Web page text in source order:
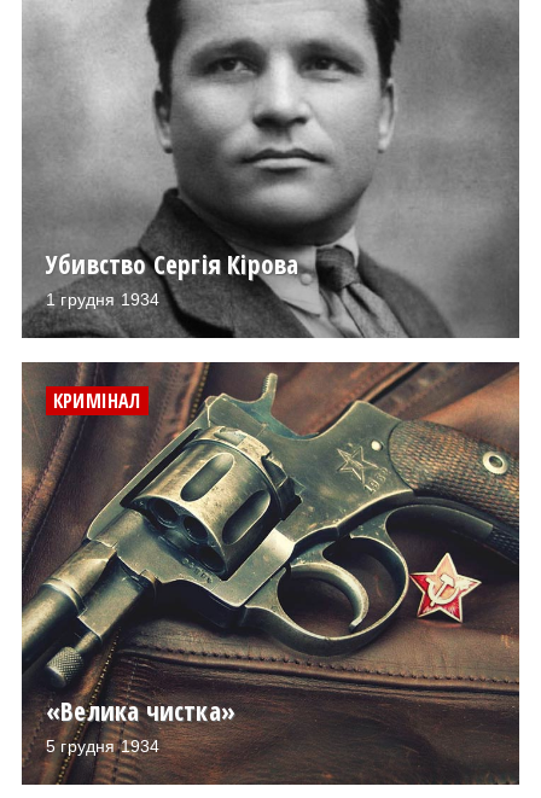
Убивство Сергія Кірова
1 грудня 1934
КРИМІНАЛ
«Велика чистка»
5 грудня 1934